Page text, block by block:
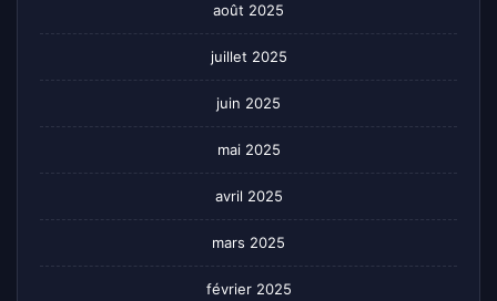
août 2025
juillet 2025
juin 2025
mai 2025
avril 2025
mars 2025
février 2025